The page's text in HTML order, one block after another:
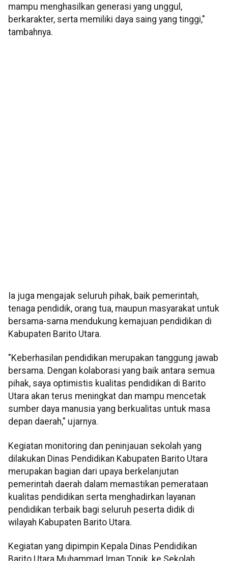
mampu menghasilkan generasi yang unggul,
berkarakter, serta memiliki daya saing yang tinggi,"
tambahnya.
Ia juga mengajak seluruh pihak, baik pemerintah,
tenaga pendidik, orang tua, maupun masyarakat untuk
bersama-sama mendukung kemajuan pendidikan di
Kabupaten Barito Utara.
"Keberhasilan pendidikan merupakan tanggung jawab
bersama. Dengan kolaborasi yang baik antara semua
pihak, saya optimistis kualitas pendidikan di Barito
Utara akan terus meningkat dan mampu mencetak
sumber daya manusia yang berkualitas untuk masa
depan daerah," ujarnya.
Kegiatan monitoring dan peninjauan sekolah yang
dilakukan Dinas Pendidikan Kabupaten Barito Utara
merupakan bagian dari upaya berkelanjutan
pemerintah daerah dalam memastikan pemerataan
kualitas pendidikan serta menghadirkan layanan
pendidikan terbaik bagi seluruh peserta didik di
wilayah Kabupaten Barito Utara.
Kegiatan yang dipimpin Kepala Dinas Pendidikan